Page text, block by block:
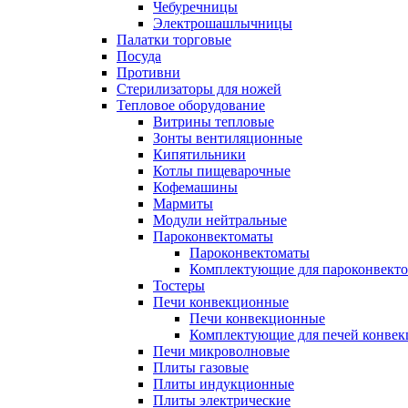
Чебуречницы
Электрошашлычницы
Палатки торговые
Посуда
Противни
Стерилизаторы для ножей
Тепловое оборудование
Витрины тепловые
Зонты вентиляционные
Кипятильники
Котлы пищеварочные
Кофемашины
Мармиты
Модули нейтральные
Пароконвектоматы
Пароконвектоматы
Комплектующие для
Тостеры
Печи конвекционные
Печи конвекционные
Комплектующие для печей
Печи микроволновые
Плиты газовые
Плиты индукционные
Плиты электрические